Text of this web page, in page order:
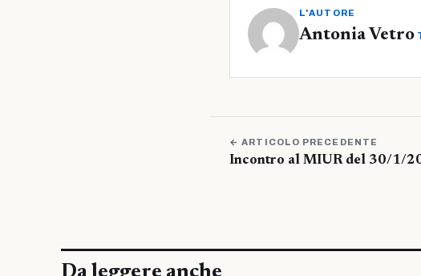
L'AUTORE
Antonia Vetro
← ARTICOLO PRECEDENTE
Incontro al MIUR del 30/1/